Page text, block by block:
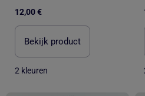
12,00 €
Bekijk product
2 kleuren